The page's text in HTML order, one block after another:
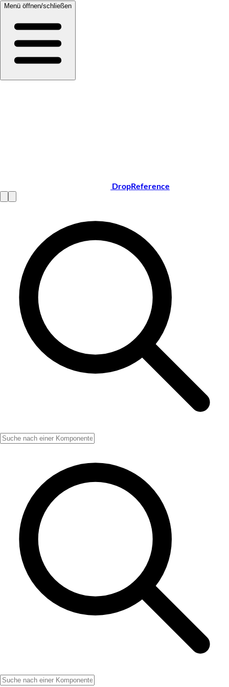
Menü öffnen/schließen
DropReference